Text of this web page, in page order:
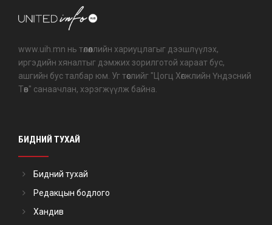
www.uih.mn нь төлөөллийн хариуцлагыг дээшлүүлэх,
иргэдийн хяналтыг дэмжих зорилготой хараат бус,
ашгийн бус талбар юм. Уг төслийг "Цогц Хөгжлийн Үндэсний
Төв" санаачлан, хэрэгжүүлж байна.
БИДНИЙ ТУХАЙ
Бидний тухай
Редакцын бодлого
Хандив